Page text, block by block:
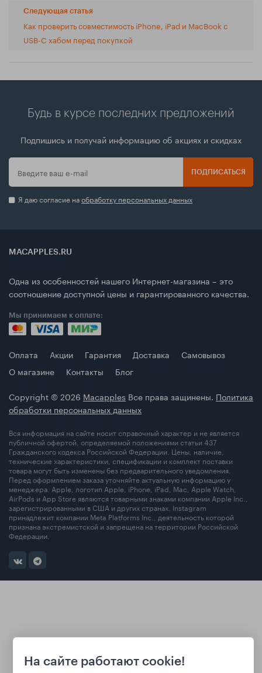
Следующая статья
Как проверить совместимость iPhone, iPad и MacBook с
USB-C хабом перед покупкой
Будь в курсе последних предложений
Подпишись и получай информацию об акциях и скидках
ПОДПИСАТЬСЯ
Я даю согласие наобработку персональных данных
MACAPPLES.RU
Одна из особенностей нашего Интернет-магазина – это
соотношение доступной цены и гарантированного качества.
Мы принимаем к оплате:
Оплата Акции Гарантия Доставка
Самовывоз
О магазине
Контакты
Блог
Copyright © 2026 Macapples Все права защинены. Политика
обработки персональных данных
Вся информация на сайте носит справочный характер и не является
публичной офертой, определяемой положениями статьи 437
Гражданского кодекса Российской Федерации. Цены, наличие,
технические характеристики, спецификации и комплект поставки
товара могут быть изменены без предварительного уведомления.
Перед оформлением заказа уточняйте актуальную информацию у
менеджера. Apple, логотип Apple, iPhone, iPad, Mac, Apple Watch,
AirPods и App Store являются товарными знаками компании Apple Inc.,
зарегистрированными в США и других странах. Instagram
принадлежит компании Meta Platforms Inc., деятельность которой
признана экстремистской и запрещена на территории Российской
Федерации.
На сайте работают cookie!